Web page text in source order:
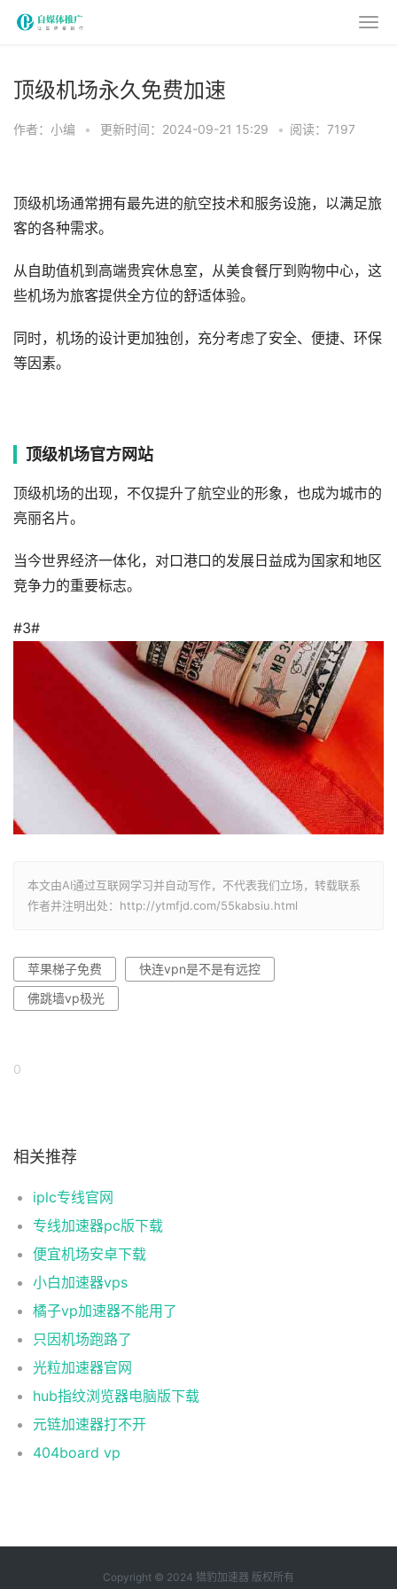
顶级机场永久免费加速
作者：小编 • 更新时间：2024-09-21 15:29 • 阅读：7197
顶级机场通常拥有最先进的航空技术和服务设施，以满足旅
客的各种需求。
从自助值机到高端贵宾休息室，从美食餐厅到购物中心，这
些机场为旅客提供全方位的舒适体验。
同时，机场的设计更加独创，充分考虑了安全、便捷、环保
等因素。
顶级机场官方网站
顶级机场的出现，不仅提升了航空业的形象，也成为城市的
亮丽名片。
当今世界经济一体化，对口港口的发展日益成为国家和地区
竞争力的重要标志。
#3#
本文由AI通过互联网学习并自动写作，不代表我们立场，转载联系
作者并注明出处：http://ytmfjd.com/55kabsiu.html
苹果梯子免费
快连vpn是不是有远控
佛跳墙vp极光
0
相关推荐
iplc专线官网
专线加速器pc版下载
便宜机场安卓下载
小白加速器vps
橘子vp加速器不能用了
只因机场跑路了
光粒加速器官网
hub指纹浏览器电脑版下载
元链加速器打不开
404board vp
Copyright © 2024 猎豹加速器 版权所有